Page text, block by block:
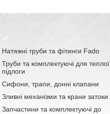
Натяжні труби та фітинги Fado
Труби та комплектуючі для теплої
підлоги
Сифони, трапи, донні клапани
Зливні механізми та крани затоки
Запчастини та комплектуючі до